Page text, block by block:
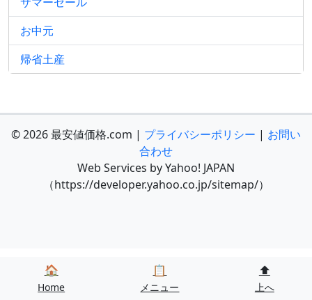
お中元
帰省土産
© 2026 最安値価格.com | プライバシーポリシー | お問い
合わせ
Web Services by Yahoo! JAPAN
（https://developer.yahoo.co.jp/sitemap/）
🏠
Home
📋
メニュー
⬆️
上へ